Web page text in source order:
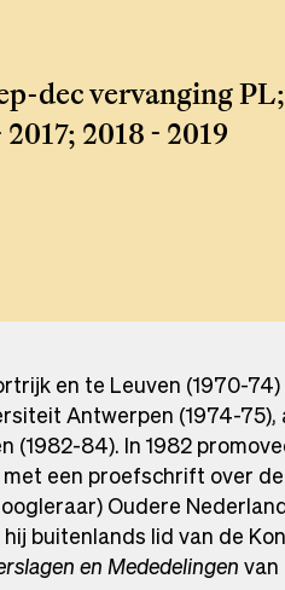
dec vervanging PL;
2018 - 2019
en te Leuven (1970-
Antwerpen (1974-75),
84). In 1982
een proefschrift over
Oudere
buitenlands lid van de
en Mededelingenvan